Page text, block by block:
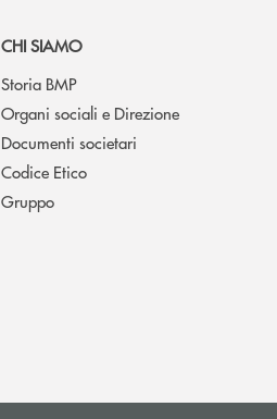
CHI SIAMO
Storia BMP
Organi sociali e Direzione
Documenti societari
Codice Etico
Gruppo